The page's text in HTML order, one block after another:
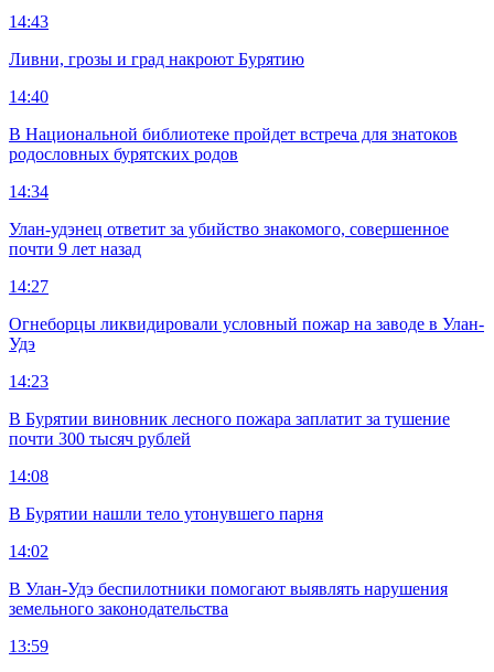
14:43
Ливни, грозы и град накроют Бурятию
14:40
В Национальной библиотеке пройдет встреча для знатоков
родословных бурятских родов
14:34
Улан-удэнец ответит за убийство знакомого, совершенное
почти 9 лет назад
14:27
Огнеборцы ликвидировали условный пожар на заводе в Улан-
Удэ
14:23
В Бурятии виновник лесного пожара заплатит за тушение
почти 300 тысяч рублей
14:08
В Бурятии нашли тело утонувшего парня
14:02
В Улан-Удэ беспилотники помогают выявлять нарушения
земельного законодательства
13:59